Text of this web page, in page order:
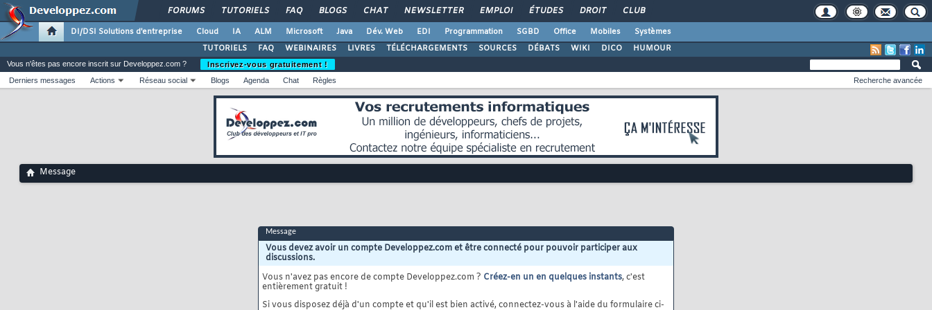
FORUMS TUTORIELS FAQ BLOGS CHAT NEWSLETTER EMPLOI ÉTUDES DROIT CLUB
DI/DSI Solutions d'entreprise Cloud IA ALM Microsoft Java Dév. Web EDI Programmation SGBD Office Mobiles
Systèmes
TUTORIELS
FAQ WEBINAIRES LIVRES TÉLÉCHARGEMENTS SOURCES DÉBATS WIKI DICO HUMOUR
Vous n'êtes pas encore inscrit sur Developpez.com ?
Inscrivez-vous gratuitement !
Derniers messages
Actions Réseau social Blogs Agenda Chat Règles Recherche avancée
Message
Message
Vous devez avoir un compte Developpez.com et être connecté pour pouvoir participer aux
discussions.
Vous n'avez pas encore de compte Developpez.com ? Créez-en un en quelques instants, c'est
entièrement gratuit !
Si vous disposez déjà d'un compte et qu'il est bien activé, connectez-vous à l'aide du formulaire ci-